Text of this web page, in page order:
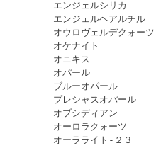
エンジェルシリカ
エンジェルヘアルチル
オウロヴェルデクォーツ
オケナイト
オニキス
オパール
ブルーオパール
プレシャスオパール
オブシディアン
オーロラクォーツ
オーラライト-２３